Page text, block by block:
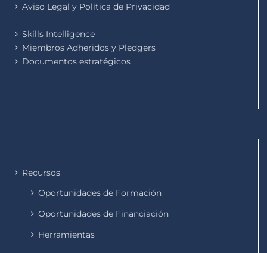
Aviso Legal y Política de Privacidad
Skills Intelligence
Miembros Adheridos y Pledgers
Documentos estratégicos
Recursos
Oportunidades de Formación
Oportunidades de Financiación
Herramientas